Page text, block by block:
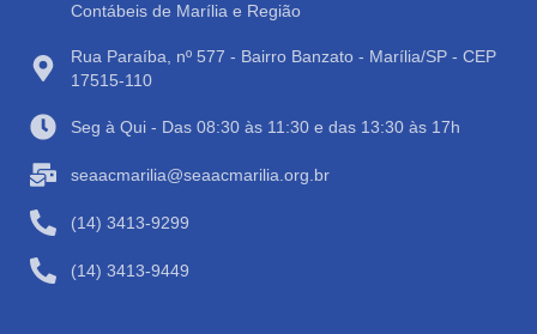
Contábeis de Marília e Região
Rua Paraíba, nº 577 - Bairro Banzato - Marília/SP - CEP
17515-110
Seg à Qui - Das 08:30 às 11:30 e das 13:30 às 17h
seaacmarilia@seaacmarilia.org.br
(14) 3413-9299
(14) 3413-9449